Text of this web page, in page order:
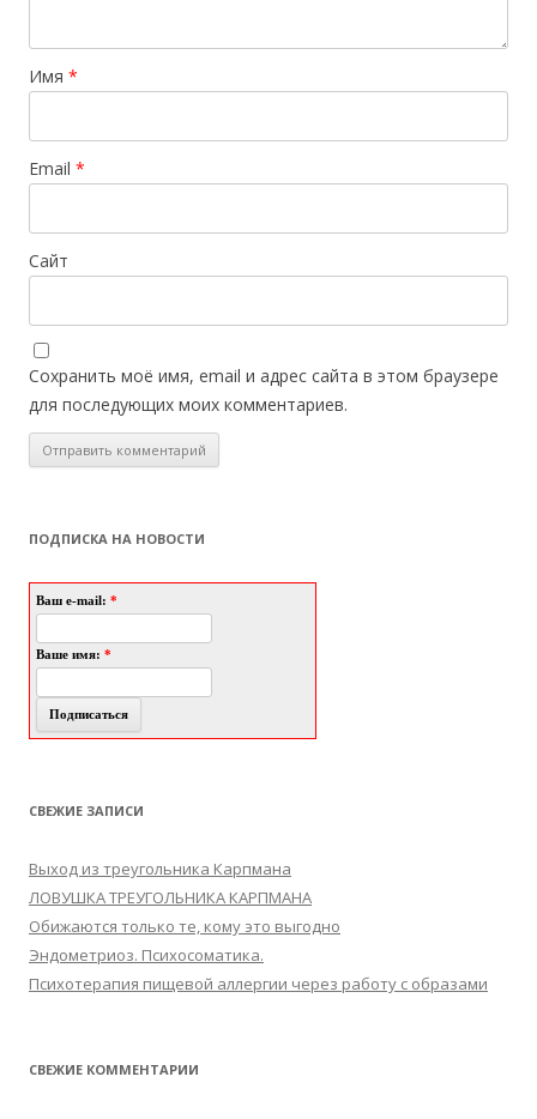
Имя *
Email *
Сайт
Сохранить моё имя, email и адрес сайта в этом браузере
для последующих моих комментариев.
ПОДПИСКА НА НОВОСТИ
Ваш e-mail: *
Ваше имя: *
СВЕЖИЕ ЗАПИСИ
Выход из треугольника Карпмана
ЛОВУШКА ТРЕУГОЛЬНИКА КАРПМАНА
Обижаются только те, кому это выгодно
Эндометриоз. Психосоматика.
Психотерапия пищевой аллергии через работу с образами
СВЕЖИЕ КОММЕНТАРИИ